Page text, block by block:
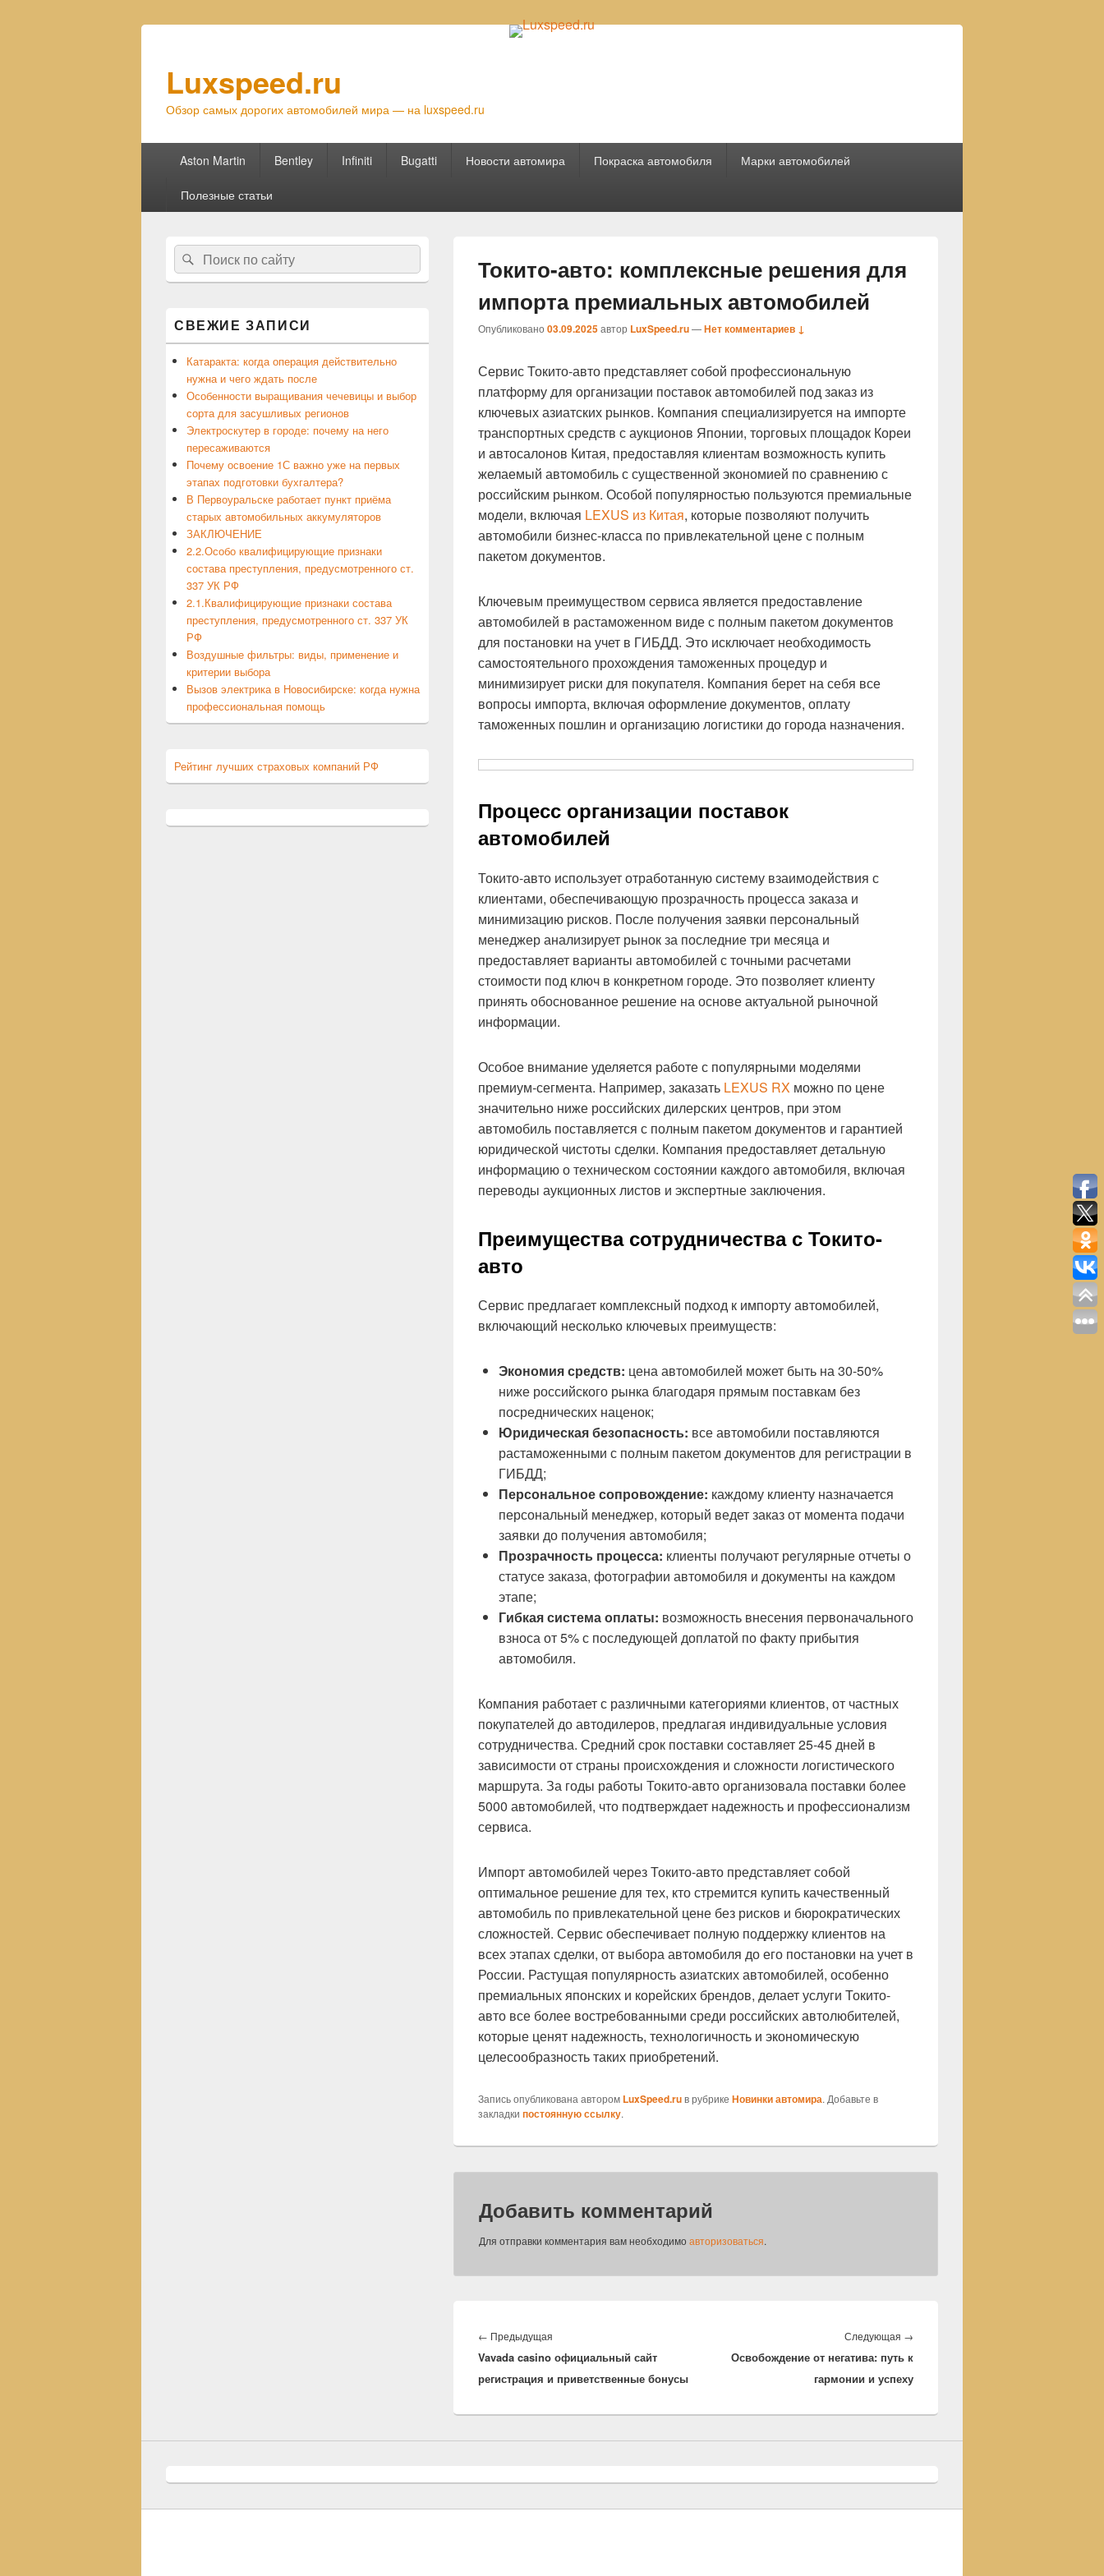
Luxspeed.ru
Обзор самых дорогих автомобилей мира — на luxspeed.ru
Aston Martin Bentley Infiniti Bugatti Новости автомира Покраска автомобиля Марки автомобилей
Полезные статьи
Токито-авто: комплексные решения для
импорта премиальных автомобилей
Опубликовано 03.09.2025автор LuxSpeed.ru—Нет комментариев ↓
Сервис Токито-авто представляет собой профессиональную
платформу для организации поставок автомобилей под заказ из
ключевых азиатских рынков. Компания специализируется на импорте
транспортных средств с аукционов Японии, торговых площадок Кореи
и автосалонов Китая, предоставляя клиентам возможность купить
желаемый автомобиль с существенной экономией по сравнению с
российским рынком. Особой популярностью пользуются премиальные
модели, включая LEXUS из Китая, которые позволяют получить
автомобили бизнес-класса по привлекательной цене с полным
пакетом документов.
Ключевым преимуществом сервиса является предоставление
автомобилей в растаможенном виде с полным пакетом документов
для постановки на учет в ГИБДД. Это исключает необходимость
самостоятельного прохождения таможенных процедур и
минимизирует риски для покупателя. Компания берет на себя все
вопросы импорта, включая оформление документов, оплату
таможенных пошлин и организацию логистики до города назначения.
Процесс организации поставок
автомобилей
Токито-авто использует отработанную систему взаимодействия с
клиентами, обеспечивающую прозрачность процесса заказа и
минимизацию рисков. После получения заявки персональный
менеджер анализирует рынок за последние три месяца и
предоставляет варианты автомобилей с точными расчетами
стоимости под ключ в конкретном городе. Это позволяет клиенту
принять обоснованное решение на основе актуальной рыночной
информации.
Особое внимание уделяется работе с популярными моделями
премиум-сегмента. Например, заказать LEXUS RX можно по цене
значительно ниже российских дилерских центров, при этом
автомобиль поставляется с полным пакетом документов и гарантией
юридической чистоты сделки. Компания предоставляет детальную
информацию о техническом состоянии каждого автомобиля, включая
переводы аукционных листов и экспертные заключения.
Преимущества сотрудничества с Токито-
авто
Сервис предлагает комплексный подход к импорту автомобилей,
включающий несколько ключевых преимуществ:
Экономия средств: цена автомобилей может быть на 30-50%
ниже российского рынка благодаря прямым поставкам без
посреднических наценок;
Юридическая безопасность: все автомобили поставляются
растаможенными с полным пакетом документов для регистрации в
ГИБДД;
Персональное сопровождение: каждому клиенту назначается
персональный менеджер, который ведет заказ от момента подачи
заявки до получения автомобиля;
Прозрачность процесса: клиенты получают регулярные отчеты о
статусе заказа, фотографии автомобиля и документы на каждом
этапе;
Гибкая система оплаты: возможность внесения первоначального
взноса от 5% с последующей доплатой по факту прибытия
автомобиля.
Компания работает с различными категориями клиентов, от частных
покупателей до автодилеров, предлагая индивидуальные условия
сотрудничества. Средний срок поставки составляет 25-45 дней в
зависимости от страны происхождения и сложности логистического
маршрута. За годы работы Токито-авто организовала поставки более
5000 автомобилей, что подтверждает надежность и профессионализм
сервиса.
Импорт автомобилей через Токито-авто представляет собой
оптимальное решение для тех, кто стремится купить качественный
автомобиль по привлекательной цене без рисков и бюрократических
сложностей. Сервис обеспечивает полную поддержку клиентов на
всех этапах сделки, от выбора автомобиля до его постановки на учет в
России. Растущая популярность азиатских автомобилей, особенно
премиальных японских и корейских брендов, делает услуги Токито-
авто все более востребованными среди российских автолюбителей,
которые ценят надежность, технологичность и экономическую
целесообразность таких приобретений.
Запись опубликована автором LuxSpeed.ruв рубрике Новинки автомира. Добавьте в
закладки постоянную ссылку.
Добавить комментарий
Для отправки комментария вам необходимо авторизоваться.
по
записям
← Предыдущая
запись:
Vavada casino официальный сайт
регистрация и приветственные бонусы
Следующая →
запись:
Освобождение от негатива: путь к
гармонии и успеху
Область
основной
боковой
панели
Найти:Поиск
СВЕЖИЕ ЗАПИСИ
Катаракта: когда операция действительно
нужна и чего ждать после
Особенности выращивания чечевицы и выбор
сорта для засушливых регионов
Электроскутер в городе: почему на него
пересаживаются
Почему освоение 1С важно уже на первых
этапах подготовки бухгалтера?
В Первоуральске работает пункт приёма
старых автомобильных аккумуляторов
ЗАКЛЮЧЕНИЕ
2.2.Особо квалифицирующие признаки
состава преступления, предусмотренного ст.
337 УК РФ
2.1.Квалифицирующие признаки состава
преступления, предусмотренного ст. 337 УК
РФ
Воздушные фильтры: виды, применение и
критерии выбора
Вызов электрика в Новосибирске: когда нужна
профессиональная помощь
Рейтинг лучших страховых компаний РФ